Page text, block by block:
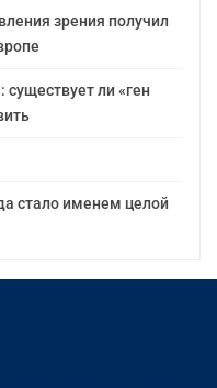
зрения получил
ли «ген
стало именем целой